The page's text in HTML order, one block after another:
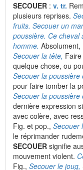
SECOUER : v. tr.
plusieurs reprises.
fruits. Secouer un
poussière. Ce
homme. Absolument,
Secouer la tête,
quelque chose, ou
Secouer la poussière
pour faire tomber la
Secouer la poussière
dernière expression
avec colère, avec
Fig. et pop., Secouer
le réprimander
SECOUER signifie
mouvement violent.
Fig., Secouer le joug,